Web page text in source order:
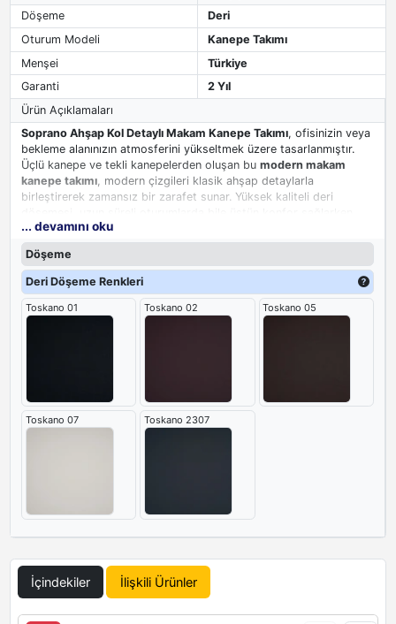
Döşeme
Deri
Oturum Modeli
Kanepe Takımı
Menşei
Türkiye
Garanti
2 Yıl
Ürün Açıklamaları
Soprano Ahşap Kol Detaylı Makam Kanepe Takımı, ofisinizin veya
bekleme alanınızın atmosferini yükseltmek üzere tasarlanmıştır.
Üçlü kanepe ve tekli kanepelerden oluşan bu modern makam
kanepe takımı, modern çizgileri klasik ahşap detaylarla
birleştirerek zamansız bir zarafet sunar. Yüksek kaliteli deri
ahşap kolçaklar ve taban detayı tasarıma sıcak ve doğal bir
dokunuş katar.
Koltuğun ahşap detayları, estetik bir derinlik sağlarken, metal
ayaklar takıma modern bir hava katar ve sağlamlık sağlar.
Soprano, ofisler, otel lobileri, danışmanlık firmaları ve diğer ticari
... devamını oku
Döşeme
Deri Döşeme Renkleri
Toskano 01 Toskano 02 Toskano 05
Toskano 07 Toskano 2307
İçindekiler İlişkili Ürünler